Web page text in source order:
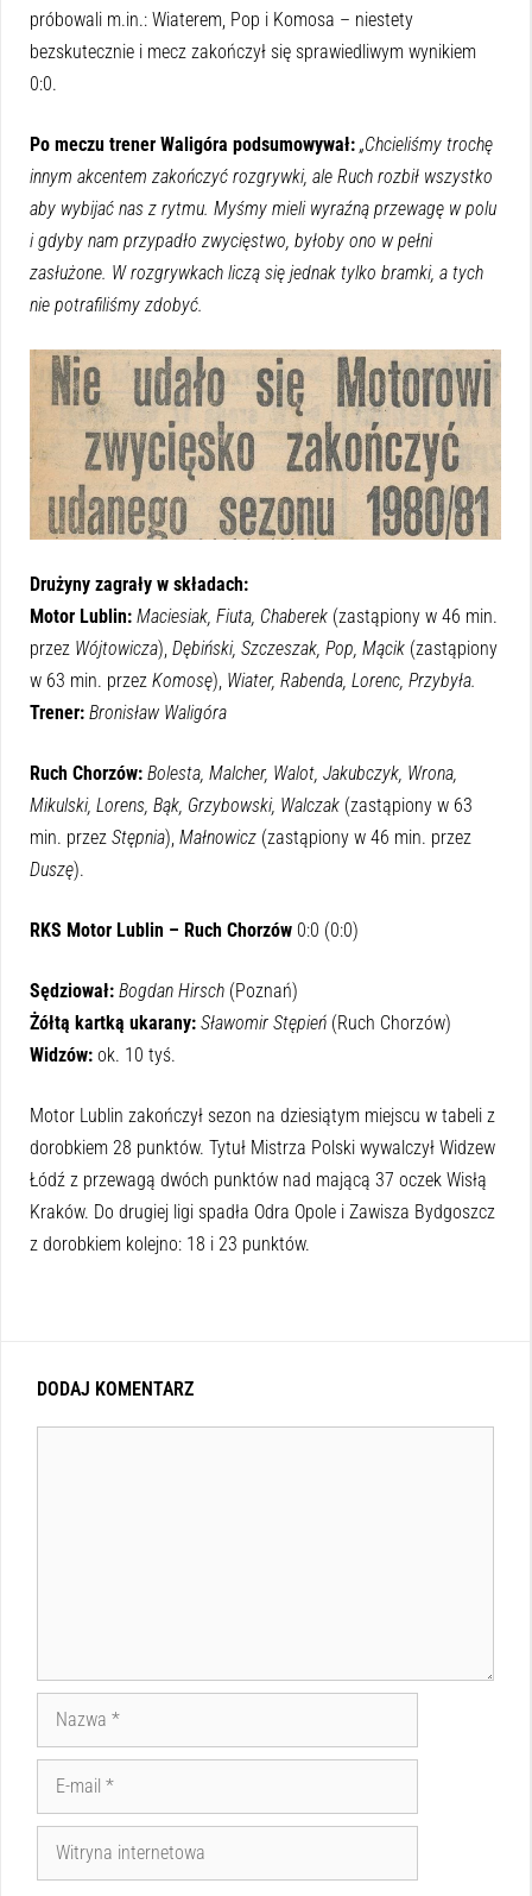
próbowali m.in.: Wiaterem, Pop i Komosa – niestety
bezskutecznie i mecz zakończył się sprawiedliwym wynikiem
0:0.
Po meczu trener Waligóra podsumowywał: „Chcieliśmy trochę
innym akcentem zakończyć rozgrywki, ale Ruch rozbił wszystko
aby wybijać nas z rytmu. Myśmy mieli wyraźną przewagę w polu
i gdyby nam przypadło zwycięstwo, byłoby ono w pełni
zasłużone. W rozgrywkach liczą się jednak tylko bramki, a tych
nie potrafiliśmy zdobyć.
Drużyny zagrały w składach:
Motor Lublin: Maciesiak, Fiuta, Chaberek (zastąpiony w 46 min.
przez Wójtowicza), Dębiński, Szczeszak, Pop, Mącik (zastąpiony
w 63 min. przez Komosę), Wiater, Rabenda, Lorenc, Przybyła.
Trener: Bronisław Waligóra
Ruch Chorzów: Bolesta, Malcher, Walot, Jakubczyk, Wrona,
Mikulski, Lorens, Bąk, Grzybowski, Walczak (zastąpiony w 63
min. przez Stępnia), Małnowicz (zastąpiony w 46 min. przez
Duszę).
RKS Motor Lublin – Ruch Chorzów 0:0 (0:0)
Sędziował: Bogdan Hirsch (Poznań)
Żółtą kartką ukarany: Sławomir Stępień (Ruch Chorzów)
Widzów: ok. 10 tyś.
Motor Lublin zakończył sezon na dziesiątym miejscu w tabeli z
dorobkiem 28 punktów. Tytuł Mistrza Polski wywalczył Widzew
Łódź z przewagą dwóch punktów nad mającą 37 oczek Wisłą
Kraków. Do drugiej ligi spadła Odra Opole i Zawisza Bydgoszcz
z dorobkiem kolejno: 18 i 23 punktów.
DODAJ KOMENTARZ